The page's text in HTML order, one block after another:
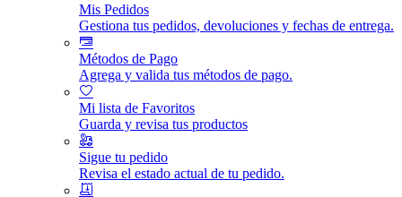
Mis Pedidos
Gestiona tus pedidos, devoluciones y fechas de entrega.
Métodos de Pago
Agrega y valida tus métodos de pago.
Mi lista de Favoritos
Guarda y revisa tus productos
Sigue tu pedido
Revisa el estado actual de tu pedido.